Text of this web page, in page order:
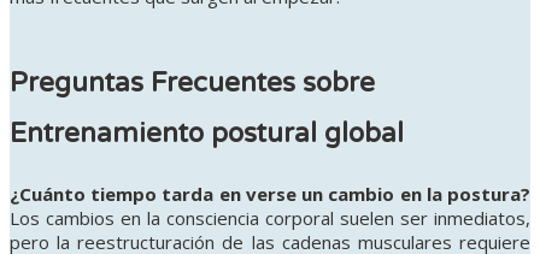
Preguntas Frecuentes sobre
Entrenamiento postural global
¿Cuánto tiempo tarda en verse un cambio en la postura?
Los cambios en la consciencia corporal suelen ser inmediatos,
pero la reestructuración de las cadenas musculares requiere